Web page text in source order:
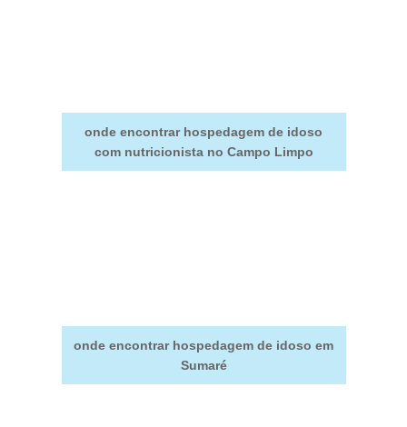
onde encontrar hospedagem de idoso
com nutricionista no Campo Limpo
onde encontrar hospedagem de idoso em
Sumaré